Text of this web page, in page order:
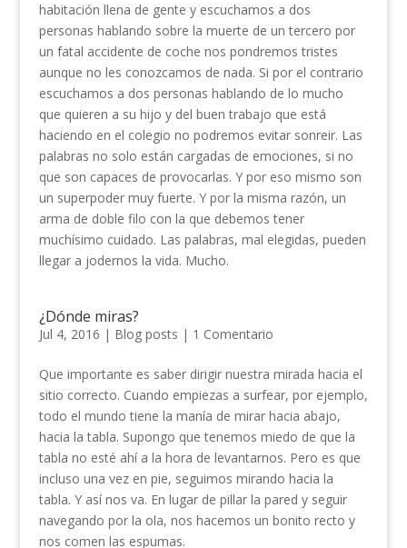
habitación llena de gente y escuchamos a dos
personas hablando sobre la muerte de un tercero por
un fatal accidente de coche nos pondremos tristes
aunque no les conozcamos de nada. Si por el contrario
escuchamos a dos personas hablando de lo mucho
que quieren a su hijo y del buen trabajo que está
haciendo en el colegio no podremos evitar sonreir. Las
palabras no solo están cargadas de emociones, si no
que son capaces de provocarlas. Y por eso mismo son
un superpoder muy fuerte. Y por la misma razón, un
arma de doble filo con la que debemos tener
muchísimo cuidado. Las palabras, mal elegidas, pueden
llegar a jodernos la vida. Mucho.
¿Dónde miras?
Jul 4, 2016 | Blog posts | 1 Comentario
Que importante es saber dirigir nuestra mirada hacia el
sitio correcto. Cuando empiezas a surfear, por ejemplo,
todo el mundo tiene la manía de mirar hacia abajo,
hacia la tabla. Supongo que tenemos miedo de que la
tabla no esté ahí a la hora de levantarnos. Pero es que
incluso una vez en pie, seguimos mirando hacia la
tabla. Y así nos va. En lugar de pillar la pared y seguir
navegando por la ola, nos hacemos un bonito recto y
nos comen las espumas.